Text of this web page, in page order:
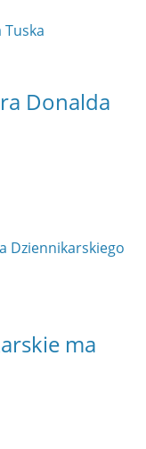
Donalda
ma